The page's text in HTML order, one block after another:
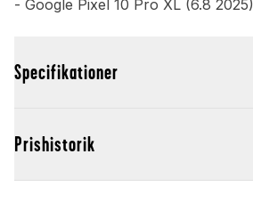
- Google Pixel 10 Pro XL (6.8 2025)
Specifikationer
Prishistorik